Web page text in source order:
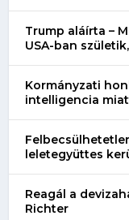
Trump aláírta –
USA-ban
Kormányzati
intelligencia
leletegyüttes
Reagál a
Richter